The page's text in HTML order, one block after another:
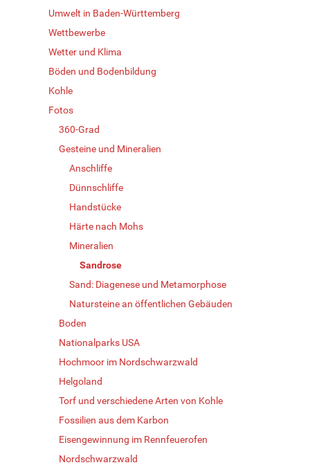
Umwelt in Baden-Württemberg
Wettbewerbe
Wetter und Klima
Böden und Bodenbildung
Kohle
Fotos
360-Grad
Gesteine und Mineralien
Anschliffe
Dünnschliffe
Handstücke
Härte nach Mohs
Mineralien
Sandrose
Sand: Diagenese und Metamorphose
Natursteine an öffentlichen Gebäuden
Boden
Nationalparks USA
Hochmoor im Nordschwarzwald
Helgoland
Torf und verschiedene Arten von Kohle
Fossilien aus dem Karbon
Eisengewinnung im Rennfeuerofen
Nordschwarzwald